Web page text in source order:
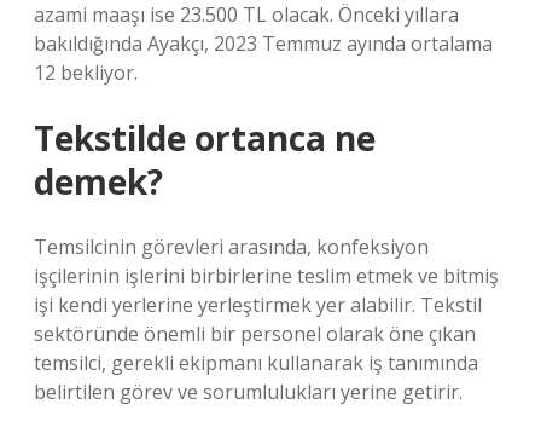
azami maaşı ise 23.500 TL olacak. Önceki yıllara
bakıldığında Ayakçı, 2023 Temmuz ayında ortalama
12 bekliyor.
Tekstilde ortanca ne
demek?
Temsilcinin görevleri arasında, konfeksiyon
işçilerinin işlerini birbirlerine teslim etmek ve bitmiş
işi kendi yerlerine yerleştirmek yer alabilir. Tekstil
sektöründe önemli bir personel olarak öne çıkan
temsilci, gerekli ekipmanı kullanarak iş tanımında
belirtilen görev ve sorumlulukları yerine getirir.